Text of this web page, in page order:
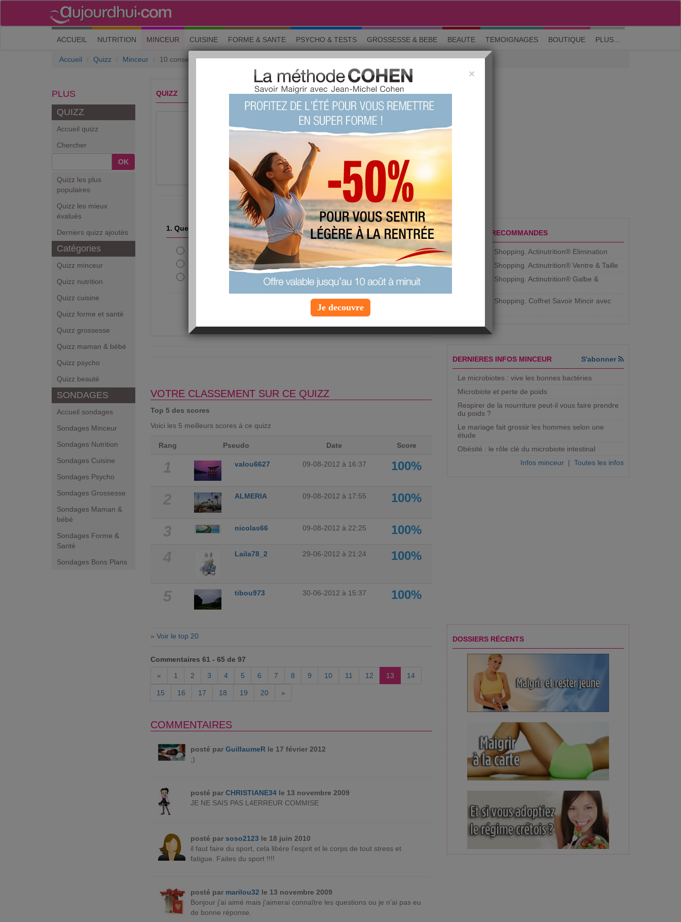
M'inscrire| Me connecter| ? Visite guidée
ACCUEIL (current)
NUTRITION MINCEUR CUISINE FORME & SANTE PSYCHO & TESTS GROSSESSE & BEBE BEAUTE TEMOIGNAGES BOUTIQUE PLUS...
Accueil Quizz Minceur 10 conseils pour bien faire du sport
PLUS
QUIZZ
Accueil quizz
Chercher
OK
Quizz les plus
populaires
Quizz les mieux
évalués
Derniers quizz ajoutés
Catégories
Quizz minceur
Quizz nutrition
Quizz cuisine
Quizz forme et santé
Quizz grossesse
Quizz maman & bébé
Quizz psycho
Quizz beauté
SONDAGES
Accueil sondages
Sondages Minceur
Sondages Nutrition
Sondages Cuisine
Sondages Psycho
Sondages Grossesse
Sondages Maman &
bébé
Sondages Forme &
Santé
Sondages Bons Plans
QUIZZ
10 conseils pour bien faire du sport?
Note :+481Le quizz du siècle !(fait 10426
Score moyen : 70 %
Questions 1 sur 10
1. Que faire pour éviter les courbatures ?
se baigner dans un bain glacé
Boire de l'eau
faire une séance de Hula Hoop
Question suivante »
VOTRE CLASSEMENT SUR CE QUIZZ
Top 5 des scores
Voici les 5 meilleurs scores à ce quizz
Rang Pseudo Date Score
1 valou6627 09-08-2012 à 16:37 100%
2 ALMERIA 09-08-2012 à 17:55 100%
3 nicolas66 09-08-2012 à 22:25 100%
4 Laila78_2 29-06-2012 à 21:24 100%
5 tibou973 30-06-2012 à 15:37 100%
» Voir le top 20
Commentaires 61 - 65 de 97
«
1 2 3 4 5 6 7 8 9 10 11 12 13 14
15 16 17 18 19 20 »
COMMENTAIRES
posté parGuillaumeR le 17 février 2012
;)
posté parCHRISTIANE34 le 13 novembre 2009
JE NE SAIS PAS L4ERREUR COMMISE
posté parsoso2123 le 18 juin 2010
il faut faire du sport, cela libére l'esprit et le corps de tout stress et
fatigue. Faites du sport !!!!
posté par marilou32 le 13 novembre 2009
Bonjour j'ai aimé mais j'aimerai connaître les questions ou je n'ai pas eu
de bonne réponse.
PRODUITS RECOMMANDES
Aujourdhui Shopping. Actinutrition® Elimination
Aujourdhui Shopping. Actinutrition® Ventre & Taille
Aujourdhui Shopping. Actinutrition® Galbe &
Aujourdhui Shopping. ​Coffret Savoir Mincir avec
DERNIERES INFOS MINCEUR S'abonner
Le microbiotes : vive les bonnes bactéries
Microbiote et perte de poids
Respirer de la nourriture peut-il vous faire prendre
du poids ?
Le mariage fait grossir les hommes selon une
étude
Obésité : le rôle clé du microbiote intestinal
Infos minceur | Toutes les infos
DOSSIERS RÉCENTS
×
Je decouvre